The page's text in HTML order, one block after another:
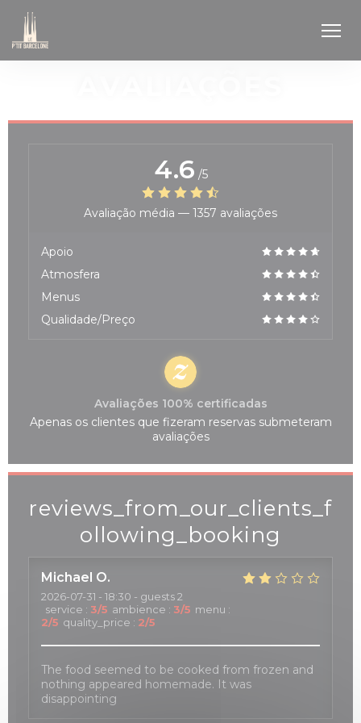
reviews_from_our_clients_f
ollowing_booking
Michael O
2026-07-31 - 18:30 - guests 2
service : 3/5 ambience : 3/5 menu :
2/5 quality_price : 2/5
The food seemed to be cooked from frozen and
nothing appeared homemade. It was
disappointing
4.6 /5
Avaliação média — 1357 avaliações
Apoio
Atmosfera
Menus
Qualidade/Preço
Avaliações 100% certificadas
Apenas os clientes que fizeram reservas submeteram
avaliações